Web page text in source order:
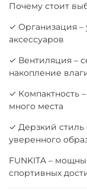
Почему стоит
✓ Организация –
аксессуаров
✓ Вентиляция –
накопление
✓ Компактность
много места
✓ Дерзкий стиль
уверенного
FUNKITA –
спортивных